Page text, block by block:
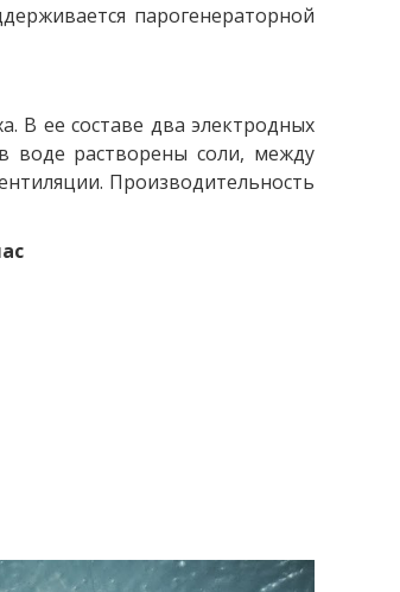
парогенераторной
В ее составе два электродных
воде растворены соли, между
Производительность